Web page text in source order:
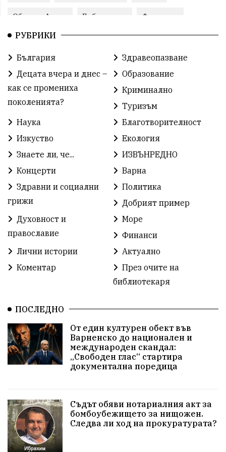
Община Аврен Библиотека Фестивал
Финанси
Театър Спорт за деца История
Градски транспорт
Безплатни прегледи Волейбол Карин дом
Зелена Енергия Ден на детето
Книги Ветрогенератори Девня
Ден на народните будители Изложба
Детски градини Богоявление
Разрушеното бомбоубежище
Избори 2026 Дарения
Концерт
едрогабаритни отпадъци
Културни и спортни събития Аспарухово
Безводие пожари Тенис Вълчи дол
Училища Лична инициатива Величие
Приют за кучета Култура и образование
Музика Камчия
РУБРИКИ
България
Здравеопазване
Децата вчера и днес –
как се промениха
поколенията?
Образование
Криминално
Туризъм
Наука
Благотворителност
Изкуство
Екология
Знаете ли, че...
ИЗВЪНРЕДНО
Концерти
Варна
Здравни и социални
грижи
Политика
Добрият пример
Духовност и
православие
Море
Финанси
Лични истории
Актуално
Коментар
През очите на
библиотекаря
ПОСЛЕДНО
От един културен обект във
Варненско до национален и
международен скандал:
„Свободен глас“ стартира
документална поредица
Съдът обяви нотариалния акт за
бомбоубежището за нищожен.
Следва ли ход на прокуратурата?